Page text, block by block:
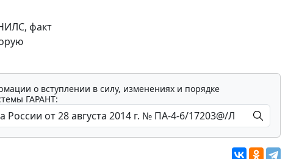
факт
о вступлении в силу, изменениях и порядке
ГАРАНТ: